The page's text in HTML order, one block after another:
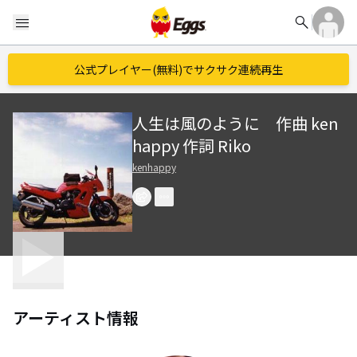
menu search
公式プレイヤー(無料)でサクサク連続再生
人生は風のように 作曲 ken
happy 作詞 Riko
kenhappy
アーティスト情報